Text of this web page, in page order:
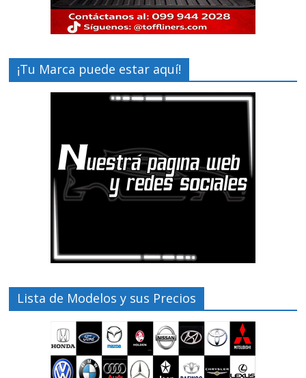
¡Tu Marca puede estar aquí!
Lista de Modelos y sus Precios